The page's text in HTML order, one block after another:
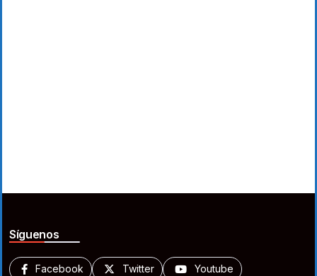
Síguenos
Facebook Twitter Youtube